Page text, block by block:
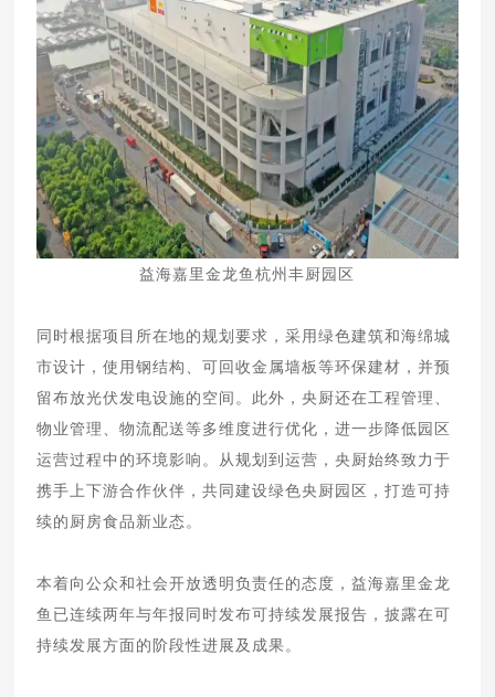
益海嘉里金龙鱼杭州丰厨园区
同时根据项目所在地的规划要求，采用绿色建筑和海绵城
市设计，使用钢结构、可回收金属墙板等环保建材，并预
留布放光伏发电设施的空间。此外，央厨还在工程管理、
物业管理、物流配送等多维度进行优化，进一步降低园区
运营过程中的环境影响。从规划到运营，央厨始终致力于
携手上下游合作伙伴，共同建设绿色央厨园区，打造可持
续的厨房食品新业态。
本着向公众和社会开放透明负责任的态度，益海嘉里金龙
鱼已连续两年与年报同时发布可持续发展报告，披露在可
持续发展方面的阶段性进展及成果。